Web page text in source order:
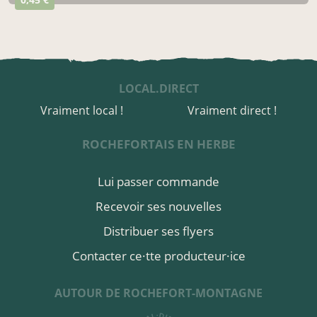
LOCAL.DIRECT
Vraiment local !
Vraiment direct !
ROCHEFORTAIS EN HERBE
Lui passer commande
Recevoir ses nouvelles
Distribuer ses flyers
Contacter ce·tte producteur·ice
AUTOUR DE ROCHEFORT-MONTAGNE